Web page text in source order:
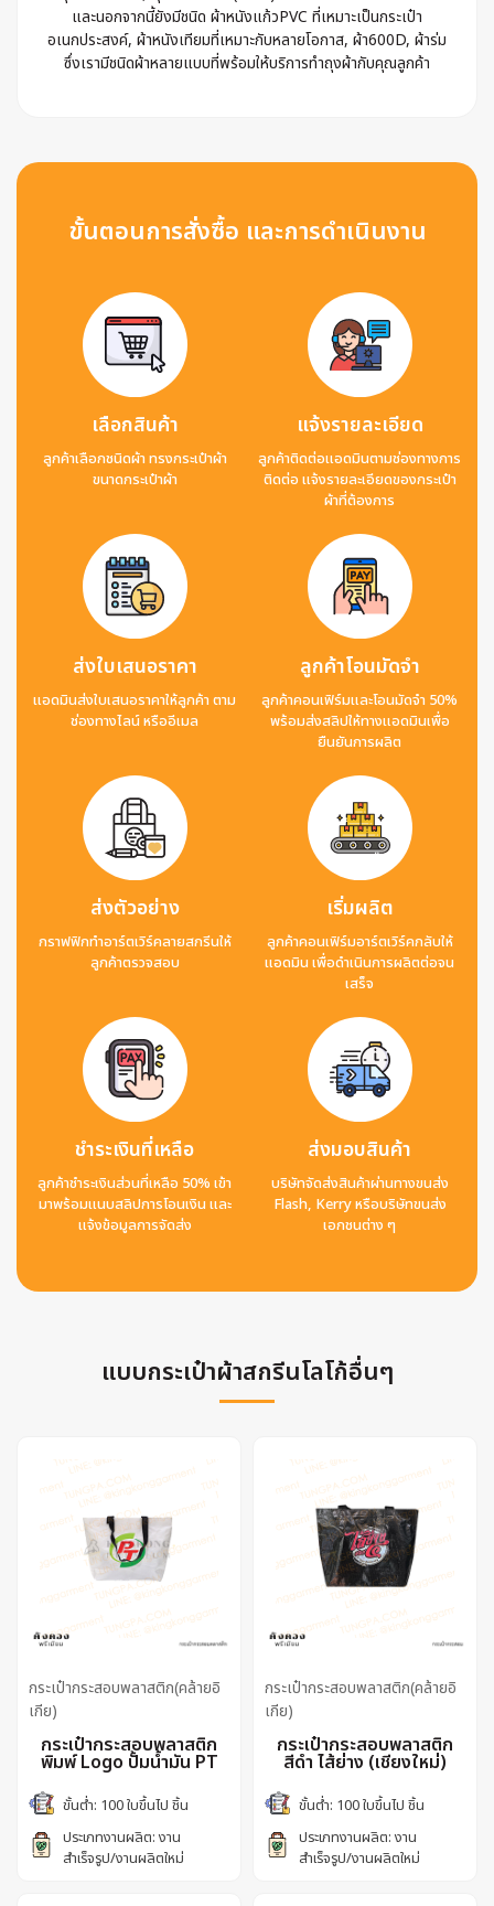
และนอกจากนี้ยังมีชนิด ผ้าหนังแก้วPVC ที่เหมาะเป็นกระเป๋า
อเนกประสงค์, ผ้าหนังเทียมที่เหมาะกับหลายโอกาส, ผ้า600D, ผ้าร่ม
ซึ่งเรามีชนิดผ้าหลายแบบที่พร้อมให้บริการทำถุงผ้ากับคุณลูกค้า
ขั้นตอนการสั่งซื้อ และการดำเนินงาน
เลือกสินค้า
ลูกค้าเลือกชนิดผ้า ทรงกระเป๋าผ้า
ขนาดกระเป๋าผ้า
แจ้งรายละเอียด
ลูกค้าติดต่อแอดมินตามช่องทางการ
ติดต่อ แจ้งรายละเอียดของกระเป๋า
ผ้าที่ต้องการ
ส่งใบเสนอราคา
แอดมินส่งใบเสนอราคาให้ลูกค้า ตาม
ช่องทางไลน์ หรืออีเมล
ลูกค้าโอนมัดจำ
ลูกค้าคอนเฟิร์มและโอนมัดจำ 50%
พร้อมส่งสลิปให้ทางแอดมินเพื่อ
ยืนยันการผลิต
ส่งตัวอย่าง
กราฟฟิกทำอาร์ตเวิร์คลายสกรีนให้
ลูกค้าตรวจสอบ
เริ่มผลิต
ลูกค้าคอนเฟิร์มอาร์ตเวิร์คกลับให้
แอดมิน เพื่อดำเนินการผลิตต่อจน
เสร็จ
ชำระเงินที่เหลือ
ลูกค้าชำระเงินส่วนที่เหลือ 50% เข้า
มาพร้อมแนบสลิปการโอนเงิน และ
แจ้งข้อมูลการจัดส่ง
ส่งมอบสินค้า
บริษัทจัดส่งสินค้าผ่านทางขนส่ง
Flash, Kerry หรือบริษัทขนส่ง
เอกชนต่าง ๆ
แบบกระเป๋าผ้าสกรีนโลโก้อื่นๆ
กระเป๋ากระสอบพลาสติก(คล้ายอิ
เกีย)
กระเป๋ากระสอบพลาสติก
พิมพ์ Logo ปั้มน้ำมัน PT
ขั้นต่ำ: 100 ใบขึ้นไป ชิ้น
ประเภทงานผลิต: งาน
สำเร็จรูป/งานผลิตใหม่
กระเป๋ากระสอบพลาสติก(คล้ายอิ
เกีย)
กระเป๋ากระสอบพลาสติก
สีดำ ไส้ย่าง (เชียงใหม่)
ขั้นต่ำ: 100 ใบขึ้นไป ชิ้น
ประเภทงานผลิต: งาน
สำเร็จรูป/งานผลิตใหม่